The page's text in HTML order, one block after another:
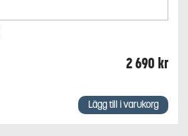
2 690 kr
Lägg till i varukorg